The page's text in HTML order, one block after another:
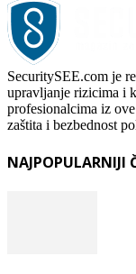
SecuritySEE.com je
upravljanje rizicima i
profesionalcima iz
zaštita i bezbednost
NAJPOPULARNIJI